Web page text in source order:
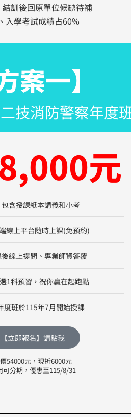
訓後回原單位候缺待補
入學考試成績占60%
案一】
技消防警察年度
元
包含授課紙本講義和小考
線上平台隨時上課(免預約)
線上提問、專業師資答覆
1科預習，祝你贏在起跑點
度班於115年7月開始授課
【立即報名】請點我
54000元，現折6000元
可分期，優惠至115/8/31